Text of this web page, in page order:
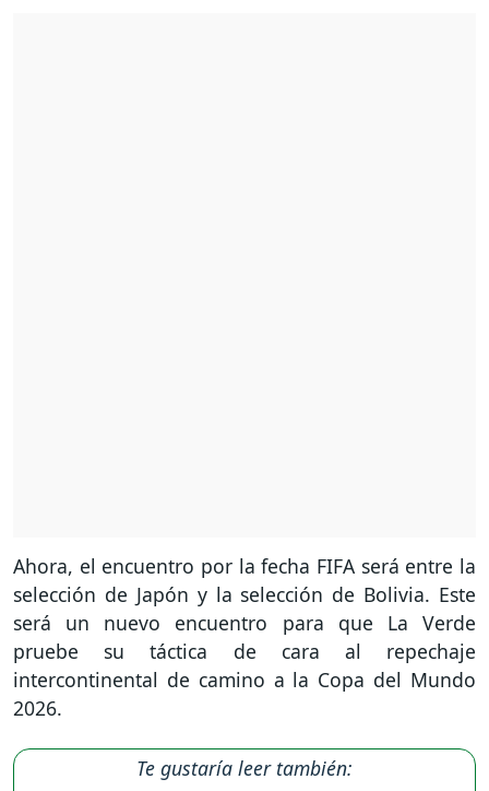
Ahora, el encuentro por la fecha FIFA será entre la
selección de Japón y la selección de Bolivia. Este
será un nuevo encuentro para que La Verde
pruebe su táctica de cara al repechaje
intercontinental de camino a la Copa del Mundo
2026.
Te gustaría leer también: